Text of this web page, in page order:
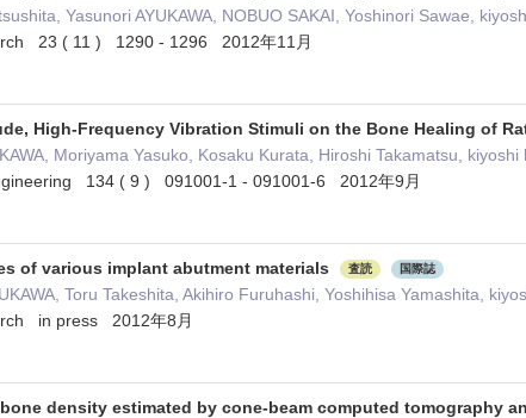
Yasunori AYUKAWA, NOBUO SAKAI, Yoshinori Sawae,
23 ( 11 ) 1290 - 1296 2012年11月
High-Frequency Vibration Stimuli on the Bone Healing of
Moriyama Yasuko, Kosaku Kurata, Hiroshi Takamatsu, kiyoshi
134 ( 9 ) 091001-1 - 091001-6 2012年9月
of various implant abutment materials 査読 国際誌
Toru Takeshita, Akihiro Furuhashi, Yoshihisa Yamashita,
in press 2012年8月
density estimated by cone-beam computed tomography